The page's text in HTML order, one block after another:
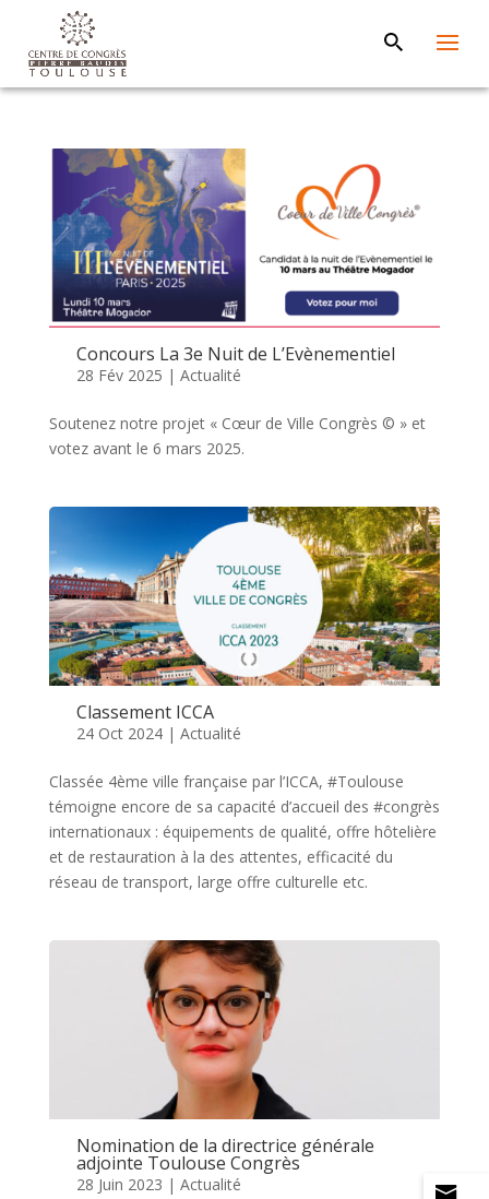
Concours La 3e Nuit de L’Evènementiel
28 Fév 2025 | Actualité
Soutenez notre projet « Cœur de Ville Congrès © » et
votez avant le 6 mars 2025.
Classement ICCA
24 Oct 2024| Actualité
Classée 4ème ville française par l’ICCA, #Toulouse
témoigne encore de sa capacité d’accueil des #congrès
internationaux : équipements de qualité, offre hôtelière
et de restauration à la des attentes, efficacité du
réseau de transport, large offre culturelle etc.
Nomination de la directrice générale
adjointe Toulouse Congrès
28 Juin 2023 | Actualité